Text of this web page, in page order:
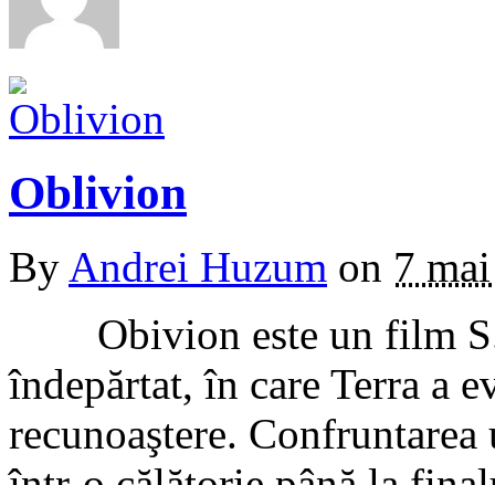
Oblivion
By Andrei Huzum on 7
Obivion este un film
îndepărtat, în care Terra a
recunoaştere.